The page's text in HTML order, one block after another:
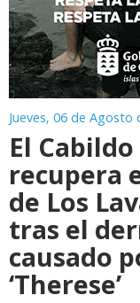
Jueves, 06 de Agosto
El
recupera
de Los
tras el
causado
‘Therese’